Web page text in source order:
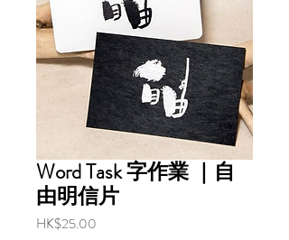
Word Task 字作業 ｜自
由明信片
HK$25.00